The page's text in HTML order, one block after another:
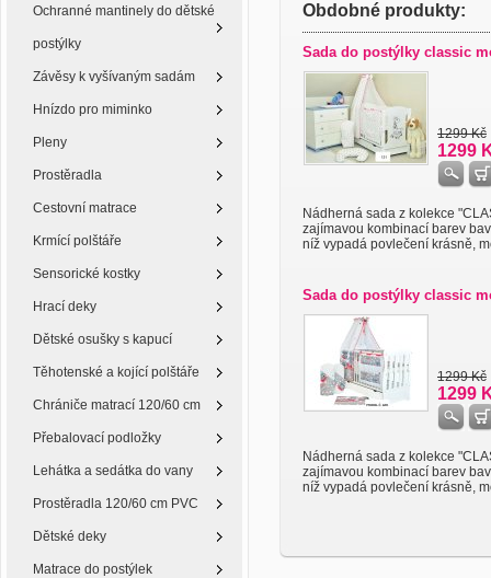
Ochranné mantinely do dětské
postýlky
Závěsy k vyšívaným sadám
Hnízdo pro miminko
Pleny
Prostěradla
Cestovní matrace
Krmící polštáře
Sensorické kostky
Hrací deky
Dětské osušky s kapucí
Těhotenské a kojící polštáře
Chrániče matrací 120/60 cm
Přebalovací podložky
Lehátka a sedátka do vany
Prostěradla 120/60 cm PVC
Dětské deky
Matrace do postýlek
Obdobné produkty:
Sada do postýlky classic
1299 Kč
1299
Nádherná sada z kolekce
zajímavou kombinací barev
níž vypadá povlečení krásně,
Sada do postýlky classic
1299 Kč
1299
Nádherná sada z kolekce
zajímavou kombinací barev
níž vypadá povlečení krásně,